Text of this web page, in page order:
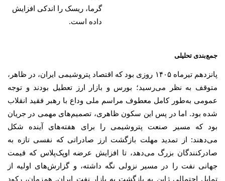
گرما، ریسک را اندکی افزایش
داده است.
جمع‌بندی تحلیلی
پانزدهم تیرماه ۱۴۰۵ روزی بود که اقتصاد پتروشیمی ایران، در ظاهر،
متوقف به نظر می‌رسید؛ بورس و بازار ارز تعطیل بودند و توجه
عمومی به‌طور کامل معطوف مراسم ملی وداع با رهبر فقید انقلاب
شده بود. اما در پس این سکون ظاهری، تصمیم‌های مهمی در جریان
بود که مسیر صنعت پتروشیمی را برای هفته‌های آینده شکل
می‌دهند: از تمدید مهلت بازگشت ارز صادراتی که نفسی تازه به
صادرکنندگان بزرگ می‌دهد، تا افزایش عرضه اوپک‌پلاس که قیمت
جهانی نفت را در مسیر نزولی نگه داشته، و گزارش‌های اولیه از
تمایل احتمالی ژاپن به بازگشت به بازار نفت ایران. هم‌زمان، رکود